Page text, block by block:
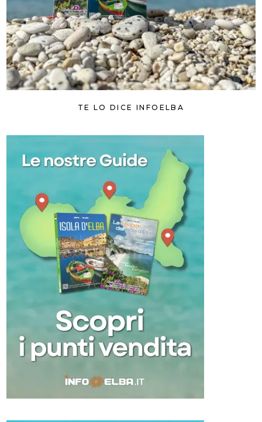
TE LO DICE INFOELBA